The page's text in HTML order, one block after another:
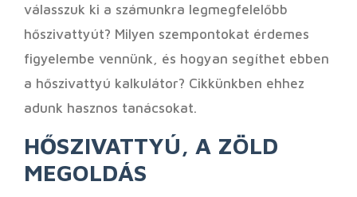
válasszuk ki a számunkra legmegfelelőbb
hőszivattyút? Milyen szempontokat érdemes
figyelembe vennünk, és hogyan segíthet ebben
a hőszivattyú kalkulátor? Cikkünkben ehhez
adunk hasznos tanácsokat.
HŐSZIVATTYÚ, A ZÖLD
MEGOLDÁS